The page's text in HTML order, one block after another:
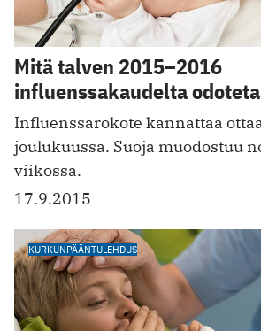
Mitä talven 2015–2016
influenssakaudelta
Influenssarokote kannattaa
joulukuussa. Suoja muodostuu
viikossa.
17.9.2015
KURKUNPÄÄNTULEHDUS